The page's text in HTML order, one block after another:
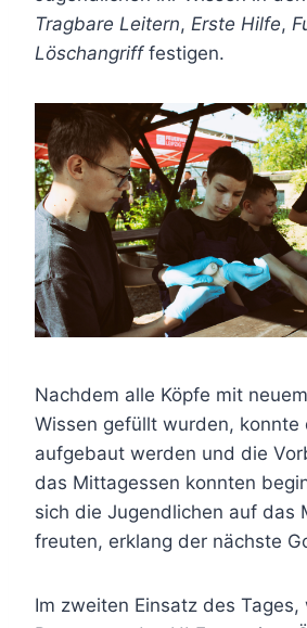
Tragbare Leitern, Erste Hilfe,
Löschangrifffestigen.
Nachdem alle Köpfe mit
Wissen gefüllt wurden, konnte
aufgebaut werden und die
das Mittagessen konnten
sich die Jugendlichen auf das
freuten, erklang der nächste
Im zweiten Einsatz des Tages,